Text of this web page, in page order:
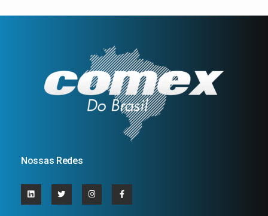
Nossas Redes